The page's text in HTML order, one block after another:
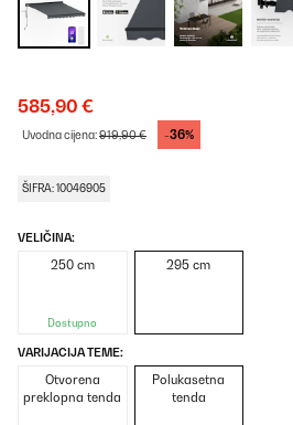
585,90 €
Uvodna cijena:919,90 € -36%
ŠIFRA: 10046905
VELIČINA:
250 cm
Dostupno
295 cm
VARIJACIJA TEME:
Otvorena
preklopna tenda
Polukasetna
tenda